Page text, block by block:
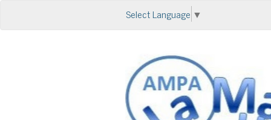
Select Language ▼